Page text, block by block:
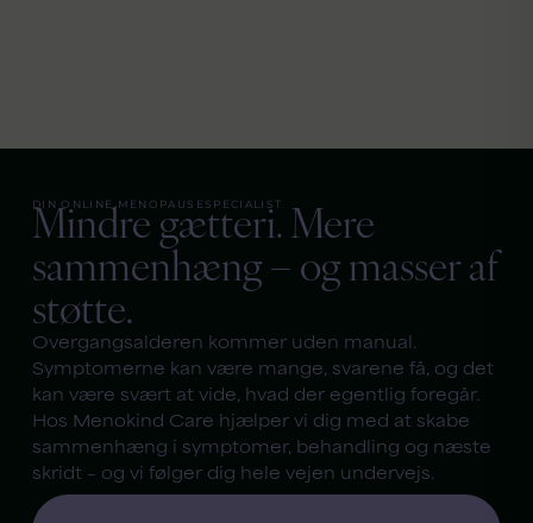
DIN ONLINE MENOPAUSESPECIALIST
Mindre gætteri. Mere
sammenhæng – og masser af
støtte.
Overgangsalderen kommer uden manual.
Symptomerne kan være mange, svarene få, og det
kan være svært at vide, hvad der egentlig foregår.
Hos Menokind Care hjælper vi dig med at skabe
sammenhæng i symptomer, behandling og næste
skridt – og vi følger dig hele vejen undervejs.